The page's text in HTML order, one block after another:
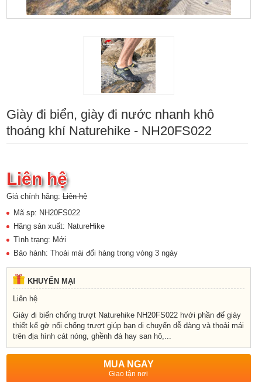
Giày đi biển, giày đi nước nhanh khô
thoáng khí Naturehike - NH20FS022
Liên hệ
Giá chính hãng:Liên hệ
Mã sp: NH20FS022
Hãng sản xuất: NatureHike
Tình trạng: Mới
Bảo hành: Thoải mái đổi hàng trong vòng 3 ngày
KHUYẾN MẠI
Liên hệ
Giày đi biển chống trượt Naturehike NH20FS022 hvới phần đế giày
thiết kế gờ nổi chống trượt giúp bạn di chuyển dễ dàng và thoải mái
trên địa hình cát nóng, ghềnh đá hay san hô,...
MUA NGAY
Giao tận nơi